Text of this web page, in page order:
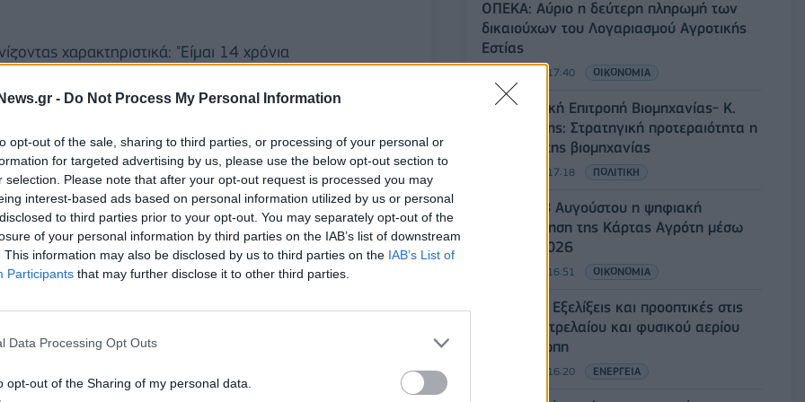
- Do Not Process My Personal Information
opt-out of the sale, sharing to third parties, or processing of your personal or
for targeted advertising by us, please use the below opt-out section to
selection. Please note that after your opt-out request is processed you may
interest-based ads based on personal information utilized by us or personal
to third parties prior to your opt-out. You may separately opt-out of the
of your personal information by third parties on the IAB’s list of downstream
This information may also be disclosed by us to third parties on the IAB’s List of
Participants that may further disclose it to other third parties.
Data Processing Opt Outs
opt-out of the Sharing of my personal data.
χαρακτηριστικά: "Είμαι 14 χρόνια
μου στην παράταξη και θα συνεχίσω να το
μπαίνω στο πλαίσιο που υπάρχει σε κάθε
της πλειοψηφίας".
αφορά ένα πλαίσιο στρατηγικής που να
στο οποίο είπα, κατά την άποψή μου, πώς
καλύτερα τη ΝΔ και την υπεροπλία της σε
το ΠΑΣΟΚ, σε αυτή τη συγκυρία και υπό αυτές τις
τρόπο ώστε να μπορέσει να μπει σε τροχιά
να πείσει τον κόσμο.
ΟΠΕΚΑ: Αύριο η δεύτερη πληρωμή των
δικαιούχων του Λογαριασμού Αγροτικής
Εστίας
06/08/2026 - 17:40 ΟΙΚΟΝΟΜΙΑ
Κυβερνητική Επιτροπή Βιομηχανίας- Κ.
Μητσοτάκης: Στρατηγική προτεραιότητα η
ενίσχυση της βιομηχανίας
06/08/2026 - 17:18 ΠΟΛΙΤΙΚΗ
Από τις 28 Αυγούστου η ψηφιακή
ενεργοποίηση της Κάρτας Αγρότη μέσω
της ΕΑΕ 2026
06/08/2026 - 16:51 ΟΙΚΟΝΟΜΙΑ
Eurobank: Εξελίξεις και προοπτικές στις
αγορές πετρελαίου και φυσικού αερίου
στην Ευρώπη
06/08/2026 - 16:20 ΕΝΕΡΓΕΙΑ